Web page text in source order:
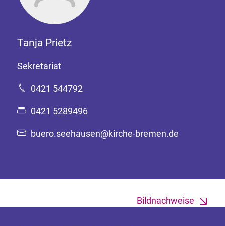
Tanja Prietz
Sekretariat
0421 544792
0421 5289496
buero.seehausen@kirche-bremen.de
Bildnachweise